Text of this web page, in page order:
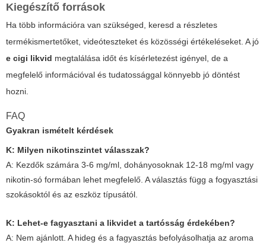
Kiegészítő források
Ha több információra van szükséged, keresd a részletes
termékismertetőket, videóteszteket és közösségi értékeléseket. A jó
e cigi likvid megtalálása időt és kísérletezést igényel, de a
megfelelő információval és tudatossággal könnyebb jó döntést
hozni.
FAQ
Gyakran ismételt kérdések
K: Milyen nikotinszintet válasszak?
A: Kezdők számára 3-6 mg/ml, dohányosoknak 12-18 mg/ml vagy
nikotin-só formában lehet megfelelő. A választás függ a fogyasztási
szokásoktól és az eszköz típusától.
K: Lehet-e fagyasztani a likvidet a tartósság érdekében?
A: Nem ajánlott. A hideg és a fagyasztás befolyásolhatja az aroma